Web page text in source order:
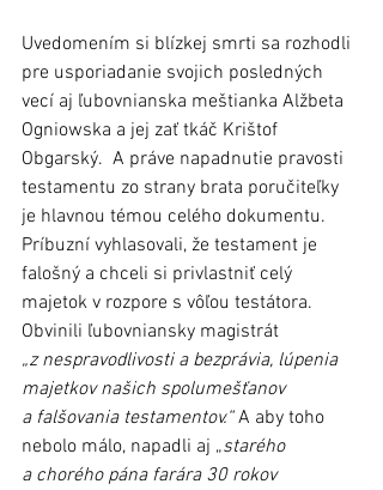
Uvedomením si blízkej smrti sa rozhodli
pre usporiadanie svojich posledných
vecí aj ľubovnianska meštianka Alžbeta
Ogniowska a jej zať tkáč Krištof
Obgarský.  A práve napadnutie pravosti
testamentu zo strany brata poručiteľky
je hlavnou témou celého dokumentu.
Príbuzní vyhlasovali, že testament je
falošný a chceli si privlastniť celý
majetok v rozpore s vôľou testátora.
Obvinili ľubovniansky magistrát
„z nespravodlivosti a bezprávia, lúpenia
majetkov našich spolumešťanov
a falšovania testamentov.“ A aby toho
nebolo málo, napadli aj „starého
a chorého pána farára 30 rokov